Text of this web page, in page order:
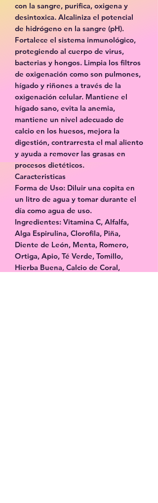
con la sangre, purifica, oxigena y
desintoxica. Alcaliniza el potencial
de hidrógeno en la sangre (pH).
Fortalece el sistema inmunológico,
protegiendo al cuerpo de virus,
bacterias y hongos. Limpia los filtros
de oxigenación como son pulmones,
hígado y riñones a través de la
oxigenación celular. Mantiene el
hígado sano, evita la anemia,
mantiene un nivel adecuado de
calcio en los huesos, mejora la
digestión, contrarresta el mal aliento
y ayuda a remover las grasas en
procesos dietéticos.
Caracteristicas
Forma de Uso: Diluir una copita en
un litro de agua y tomar durante el
día como agua de uso.
Ingredientes: Vitamina C, Alfalfa,
Alga Espirulina, Clorofila, Piña,
Diente de León, Menta, Romero,
Ortiga, Apio, Té Verde, Tomillo,
Hierba Buena, Calcio de Coral,